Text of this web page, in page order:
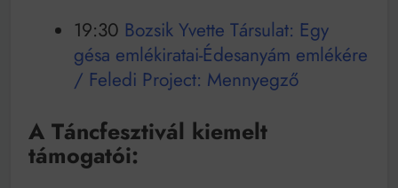
19:30 Bozsik Yvette Társulat: Egy
gésa emlékiratai-Édesanyám emlékére
/ Feledi Project: Mennyegző
A Táncfesztivál kiemelt
támogatói: